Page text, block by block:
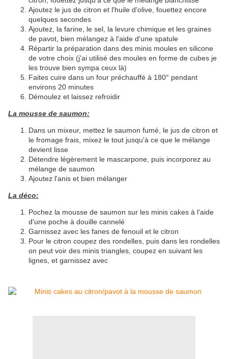
Ajoutez le jus de citron et l'huile d'olive, fouettez encore
quelques secondes
Ajoutez, la farine, le sel, la levure chimique et les graines
de pavot, bien mélangez à l'aide d'une spatule
Répartir la préparation dans des minis moules en silicone
de votre choix (j'ai utilisé des moules en forme de cubes je
les trouve bien sympa ceux là)
Faites cuire dans un four préchauffé à 180° pendant
environs 20 minutes
Démoulez et laissez refroidir
La mousse de saumon:
Dans un mixeur, mettez le saumon fumé, le jus de citron et
le fromage frais, mixez le tout jusqu'à ce que le mélange
devient lisse
Détendre légèrement le mascarpone, puis incorporez au
mélange de saumon
Ajoutez l'anis et bien mélanger
La déco:
Pochez la mousse de saumon sur les minis cakes à l'aide
d'une poche à douille cannelé
Garnissez avec les fanes de fenouil et le citron
Pour le citron coupez des rondelles, puis dans les rondelles
on peut voir des minis triangles, coupez en suivant les
lignes, et garnissez avec